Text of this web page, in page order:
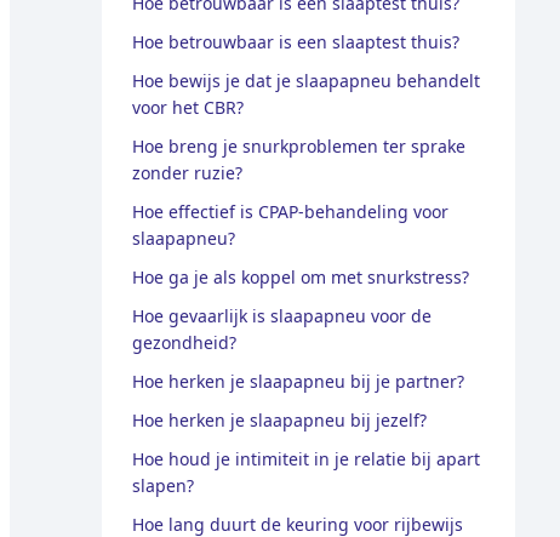
Hoe betrouwbaar is een slaaptest thuis?
Hoe bewijs je dat je slaapapneu behandelt
voor het CBR?
Hoe breng je snurkproblemen ter sprake
zonder ruzie?
Hoe effectief is CPAP-behandeling voor
slaapapneu?
Hoe ga je als koppel om met snurkstress?
Hoe gevaarlijk is slaapapneu voor de
gezondheid?
Hoe herken je slaapapneu bij je partner?
Hoe herken je slaapapneu bij jezelf?
Hoe houd je intimiteit in je relatie bij apart
slapen?
Hoe lang duurt de keuring voor rijbewijs